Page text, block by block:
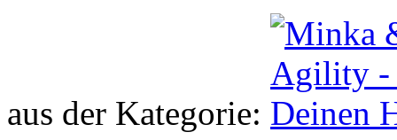
aus der Kategorie: